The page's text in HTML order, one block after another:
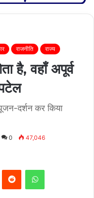
राजनीति राज्य
है, वहाँ अपूर्व
दर्शन कर किया
0 47,046
Reddit WhatsApp